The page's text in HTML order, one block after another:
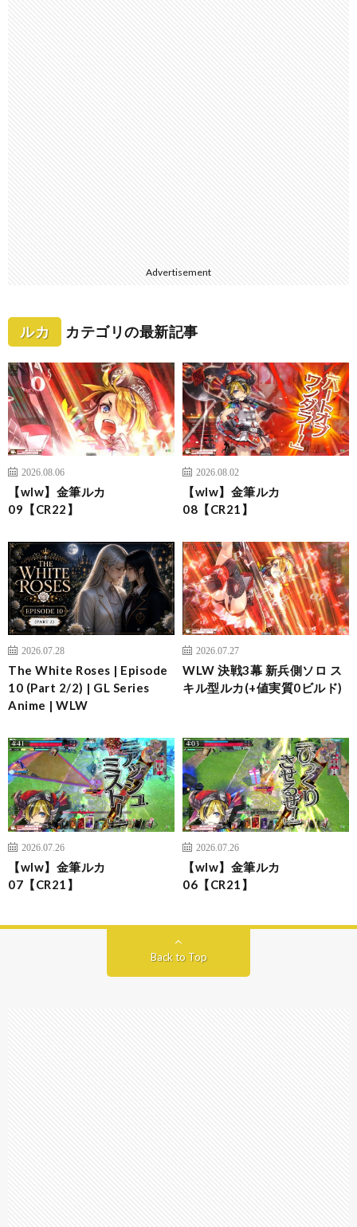
Advertisement
ルカ カテゴリの最新記事
2026.08.06
【wlw】金筆ルカ
09【CR22】
2026.08.02
【wlw】金筆ルカ
08【CR21】
2026.07.28
The White Roses | Episode
10 (Part 2/2) | GL Series
Anime | WLW
2026.07.27
WLW 決戦3幕 新兵側ソロ ス
キル型ルカ(+値実質0ビルド)
2026.07.26
【wlw】金筆ルカ
07【CR21】
2026.07.26
【wlw】金筆ルカ
06【CR21】
Back to Top